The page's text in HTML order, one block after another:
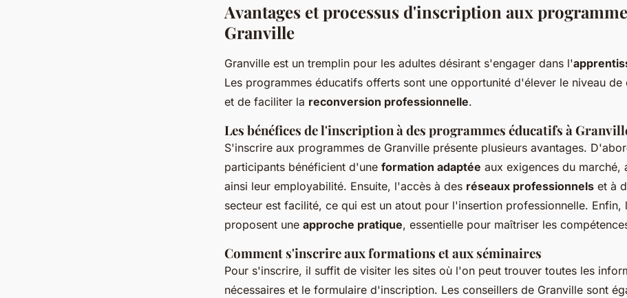
Avantages et processus d'inscription aux
Granville
Granville est un tremplin pour les adultes désirant s'engager dans l'
Les programmes éducatifs offerts sont une opportunité d'élever le niveau de
et de faciliter la reconversion professionnelle.
Les bénéfices de l'inscription à des programmes éducatifs à
S'inscrire aux programmes de Granville présente plusieurs avantages.
participants bénéficient d'une formation adaptée aux exigences du marché,
ainsi leur employabilité. Ensuite, l'accès à des réseaux professionnels et à
secteur est facilité, ce qui est un atout pour l'insertion professionnelle. Enfin,
proposent une approche pratique, essentielle pour maîtriser les
Comment s'inscrire aux formations et aux séminaires
Pour s'inscrire, il suffit de visiter les sites où l'on peut trouver toutes les
nécessaires et le formulaire d'inscription. Les conseillers de Granville sont